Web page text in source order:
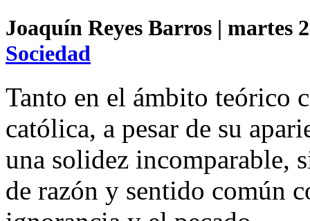
Joaquín Reyes Barros | martes
Sociedad
Tanto en el ámbito teórico
católica, a pesar de su
una solidez incomparable,
de razón y sentido común